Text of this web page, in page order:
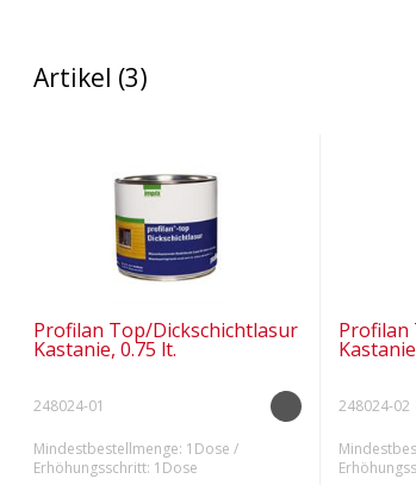
Artikel (3)
Profilan Top/Dickschichtlasur
Kastanie, 0.75 lt.
248024-01
Mindestbestellmenge: 1Dose /
Erhöhungsschritt: 1Dose
Profilan
248024-02